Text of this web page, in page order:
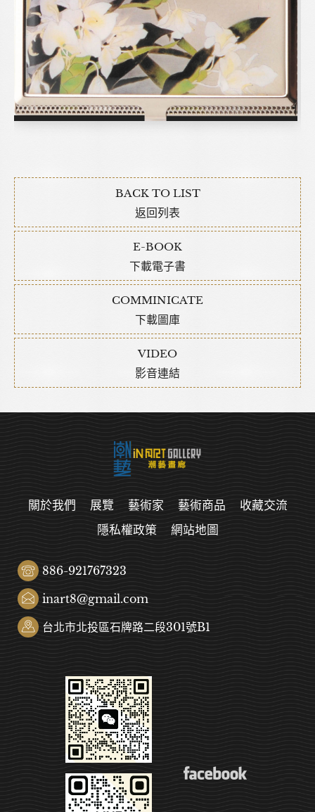
BACK TO LIST
返回列表
E-BOOK
下載電子書
COMMINICATE
下載圖庫
VIDEO
影音連結
關於我們 展覽 藝術家 藝術商品
收藏交流
隱私權政策
網站地圖
886-921767323
inart8@gmail.com
台北市北投區石牌路二段301號B1